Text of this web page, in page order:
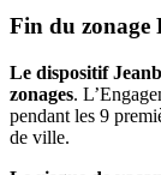
Fin du zonage
Le dispositif
zonages.
pendant les 9
de ville.